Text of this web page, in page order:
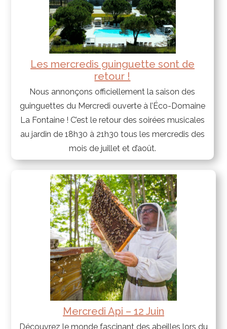
Les mercredis guinguette sont de
retour !
Nous annonçons officiellement la saison des
guinguettes du Mercredi ouverte à l’Éco-Domaine
La Fontaine ! C’est le retour des soirées musicales
au jardin de 18h30 à 21h30 tous les mercredis des
mois de juillet et d’août.
Mercredi Api – 12 Juin
Découvrez le monde fascinant des abeilles lors du